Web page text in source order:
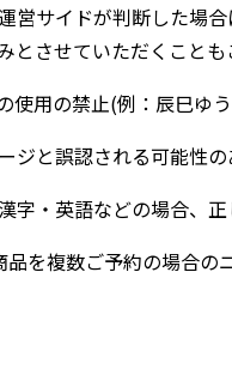
営サイドが判断した場
とさせていただくこと
使用の禁止(例：辰巳ゆ
ジと誤認される可能性
字・英語などの場合、正
を複数ご予約の場合の